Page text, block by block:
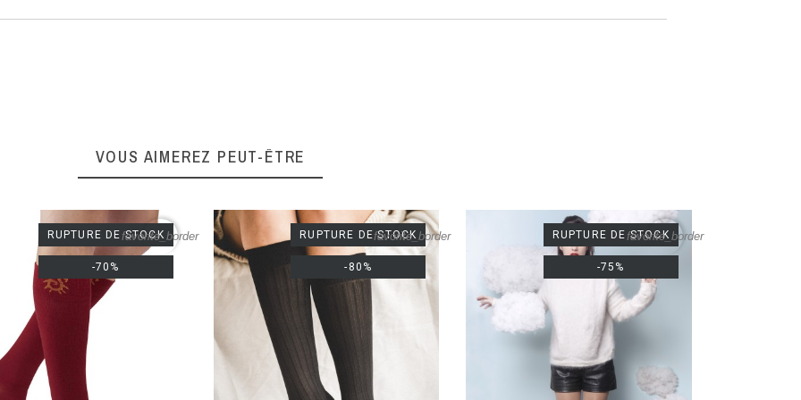
VOUS AIMEREZ PEUT-ÊTRE
RUPTURE DE STOCK
-70%
favorite_border RUPTURE DE STOCK
-80%
favorite_border RUPTURE DE STOCK
-75%
favorite_border